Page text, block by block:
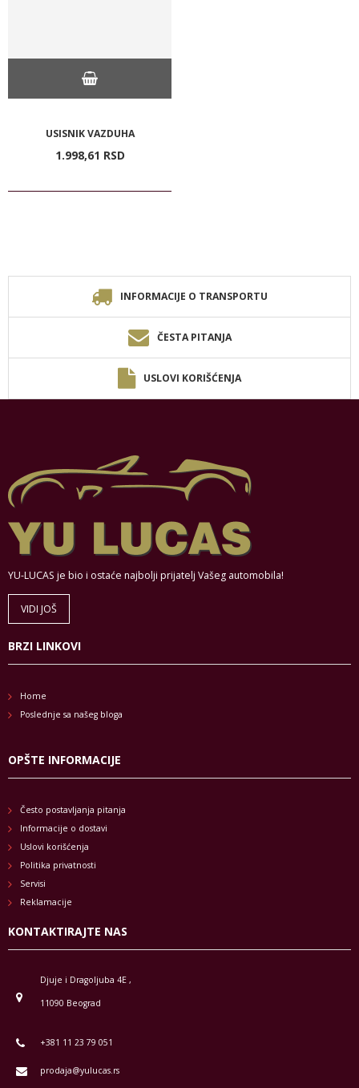
USISNIK VAZDUHA
1.998,61 RSD
INFORMACIJE O TRANSPORTU
ČESTA PITANJA
USLOVI KORIŠĆENJA
YU-LUCAS je bio i ostaće najbolji prijatelj Vašeg automobila!
VIDI JOŠ
BRZI LINKOVI
Home
Poslednje sa našeg bloga
OPŠTE INFORMACIJE
Često postavljanja pitanja
Informacije o dostavi
Uslovi korišćenja
Politika privatnosti
Servisi
Reklamacije
KONTAKTIRAJTE NAS
Djuje i Dragoljuba 4E ,
11090 Beograd
+381 11 23 79 051
prodaja@yulucas.rs